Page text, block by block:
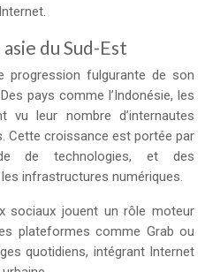
du Sud-Est
progression fulgurante de son
pays comme l’Indonésie, les
vu leur nombre d’internautes
Cette croissance est portée par
de technologies, et des
infrastructures numériques.
sociaux jouent un rôle moteur
plateformes comme Grab ou
quotidiens, intégrant Internet